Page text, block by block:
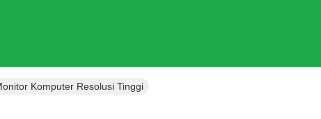
Komputer Resolusi Tinggi